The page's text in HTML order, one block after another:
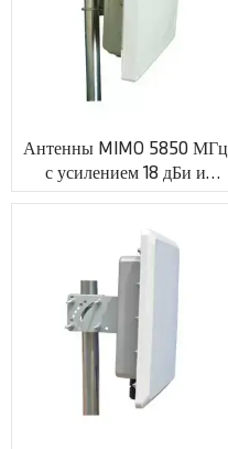
Антенны MIMO 5850 МГц
с усилением 18 дБи и
разъемом SMA XMR-